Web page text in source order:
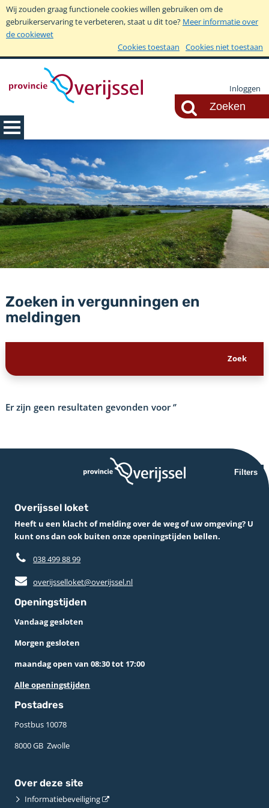
Wij zouden graag functionele cookies willen gebruiken om de
gebruikerservaring te verbeteren, staat u dit toe? Meer informatie over
de cookiewet
Cookies toestaan
Cookies niet toestaan
Inloggen
Zoeken in vergunningen en
meldingen
Er zijn geen resultaten gevonden voor‘’
Filters
Overijssel loket
Heeft u een klacht of melding over de weg of uw omgeving? U
kunt ons dan ook buiten onze openingstijden bellen.
038 499 88 99
overijsselloket@overijssel.nl
Openingstijden
Vandaag gesloten
Morgen gesloten
maandag open van 08:30 tot 17:00
Alle openingstijden
Postadres
Postbus 10078 ­
8000 GB ­ Zwolle
Over deze site
Informatiebeveiliging